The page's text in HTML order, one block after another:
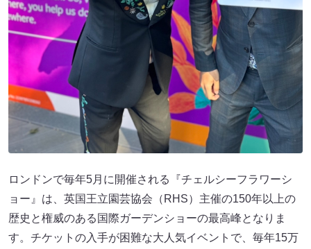
ロンドンで毎年5月に開催される『チェルシーフラワーシ
ョー』は、英国王立園芸協会（RHS）主催の150年以上の
歴史と権威のある国際ガーデンショーの最高峰となりま
す。チケットの入手が困難な大人気イベントで、毎年15万